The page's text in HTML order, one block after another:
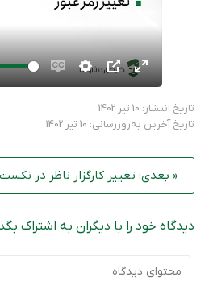
Enable
captions
Settings
PIP Enter
fullscreen
تاریخ انتشار: 10 تیر 1402
تاریخ آخرین به‌روزرسانی: 10 تیر 1402
« بعدی: تغییر کارگزار ناظر در نکست
دیدگاه خود را با دیگران به اشتراک